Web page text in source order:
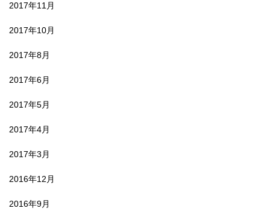
2017年11月
2017年10月
2017年8月
2017年6月
2017年5月
2017年4月
2017年3月
2016年12月
2016年9月